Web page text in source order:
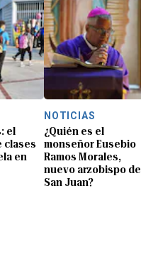
el
clases
en
NOTICIAS
¿Quién es el
monseñor Eusebio
Ramos Morales,
nuevo arzobispo de
San Juan?